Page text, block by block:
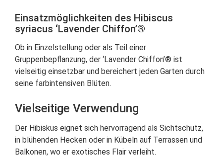
Einsatzmöglichkeiten des Hibiscus
syriacus ‘Lavender Chiffon’®
Ob in Einzelstellung oder als Teil einer
Gruppenbepflanzung, der ‘Lavender Chiffon’® ist
vielseitig einsetzbar und bereichert jeden Garten durch
seine farbintensiven Blüten.
Vielseitige Verwendung
Der Hibiskus eignet sich hervorragend als Sichtschutz,
in blühenden Hecken oder in Kübeln auf Terrassen und
Balkonen, wo er exotisches Flair verleiht.